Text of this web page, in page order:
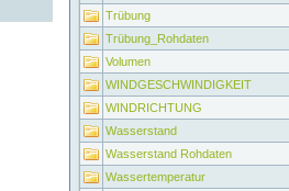
Trübung
Trübung_Rohdaten
Volumen
WINDGESCHWINDIGKEIT
WINDRICHTUNG
Wasserstand
Wasserstand Rohdaten
Wassertemperatur